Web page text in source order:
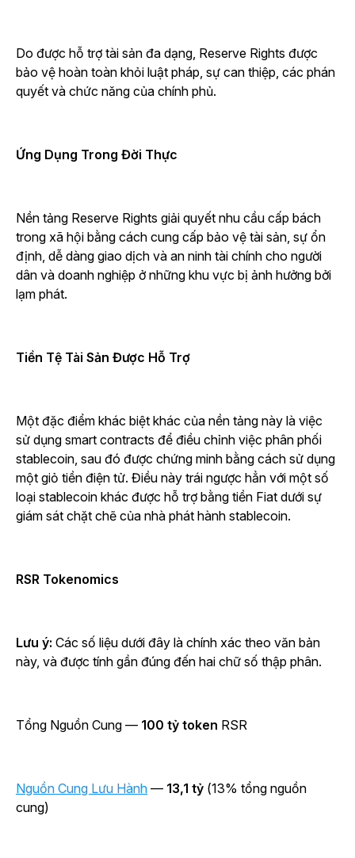
Do được hỗ trợ tài sản đa dạng, Reserve Rights được
bảo vệ hoàn toàn khỏi luật pháp, sự can thiệp, các phán
quyết và chức năng của chính phủ.
Ứng Dụng Trong Đời Thực
Nền tảng Reserve Rights giải quyết nhu cầu cấp bách
trong xã hội bằng cách cung cấp bảo vệ tài sản, sự ổn
định, dễ dàng giao dịch và an ninh tài chính cho người
dân và doanh nghiệp ở những khu vực bị ảnh hưởng bởi
lạm phát.
Tiền Tệ Tài Sản Được Hỗ Trợ
Một đặc điểm khác biệt khác của nền tảng này là việc
sử dụng smart contracts để điều chỉnh việc phân phối
stablecoin, sau đó được chứng minh bằng cách sử dụng
một giỏ tiền điện tử. Điều này trái ngược hẳn với một số
loại stablecoin khác được hỗ trợ bằng tiền Fiat dưới sự
giám sát chặt chẽ của nhà phát hành stablecoin.
RSR Tokenomics
Lưu ý: Các số liệu dưới đây là chính xác theo văn bản
này, và được tính gần đúng đến hai chữ số thập phân.
Tổng Nguồn Cung — 100 tỷ token RSR
Nguồn Cung Lưu Hành — 13,1 tỷ (13% tổng nguồn
cung)